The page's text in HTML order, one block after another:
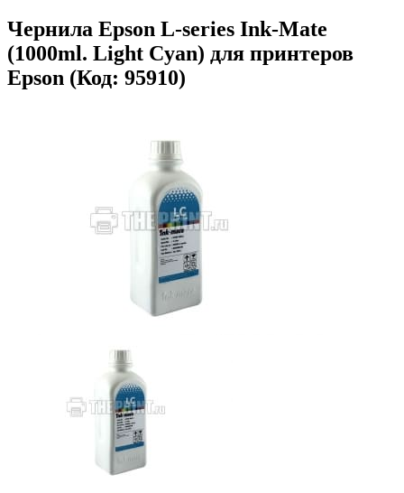
Чернила Epson L-series Ink-Mate
(1000ml. Light Cyan) для принтеров
Epson (Код: 95910)